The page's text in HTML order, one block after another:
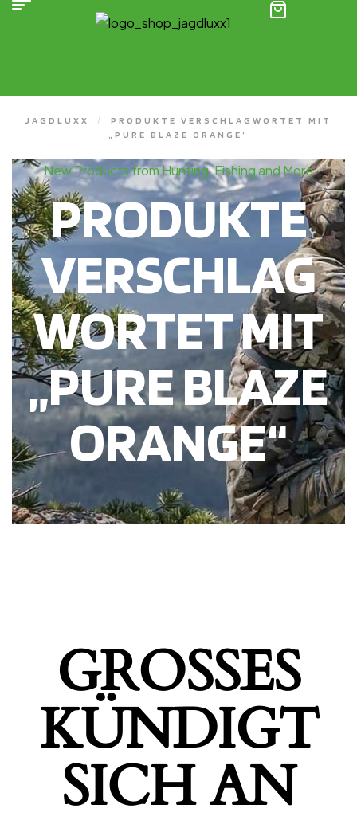
JAGDLUXX /
PRODUKTE VERSCHLAGWORTET MIT
„PURE BLAZE ORANGE“
New Products from Hunting, Fishing and More
PRODUKTE
VERSCHLAG
WORTET MIT
„PURE BLAZE
ORANGE“
GROSSES K
ÜNDIGT S
ICH AN